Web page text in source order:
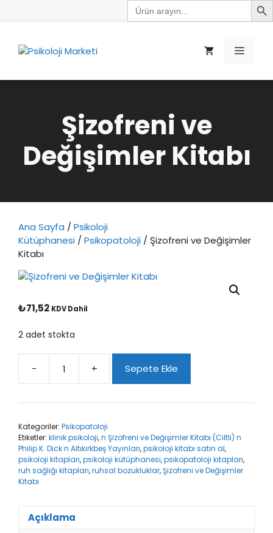
Search
for:
Menü
Şizofreni ve
Değişimler Kitabı
Ana Sayfa / Psikoloji
Kütüphanesi / Psikopatoloji / Şizofreni ve Değişimler
Kitabı
₺71,52 KDV Dahil
2 adet stokta
-
Şizofreni
ve
Değişimler
+ Sepete Ekle
Kategoriler: Psikopatoloji
Etiketler: klinik psikoloji,n Şizofreni ve Değişimler Kitabı (Ciltli) n
Philip K. Dick n Altıkırkbeş Yayınları,psikoloji kitabı satın al,
psikoloji kitapları,psikoloji kütüphanesi,psikopatoloji kitapları,
ruh sağlığı kitapları,ruhsal bozukluklar,Şizofreni ve Değişimler
Kitabı
Açıklama